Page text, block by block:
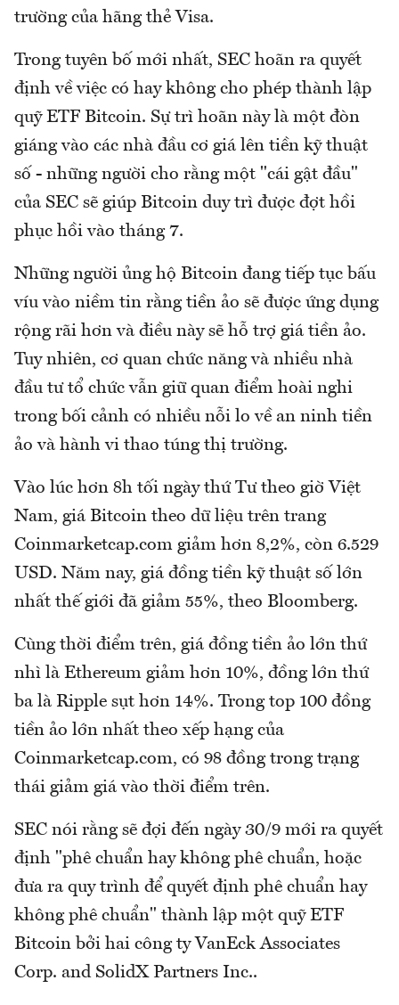
trường của hãng thẻ Visa.
Trong tuyên bố mới nhất, SEC hoãn ra quyết
định về việc có hay không cho phép thành lập
quỹ ETF Bitcoin. Sự trì hoãn này là một đòn
giáng vào các nhà đầu cơ giá lên tiền kỹ thuật
số - những người cho rằng một "cái gật đầu"
của SEC sẽ giúp Bitcoin duy trì được đợt hồi
phục hồi vào tháng 7.
Những người ủng hộ Bitcoin đang tiếp tục bấu
víu vào niềm tin rằng tiền ảo sẽ được ứng dụng
rộng rãi hơn và điều này sẽ hỗ trợ giá tiền ảo.
Tuy nhiên, cơ quan chức năng và nhiều nhà
đầu tư tổ chức vẫn giữ quan điểm hoài nghi
trong bối cảnh có nhiều nỗi lo về an ninh tiền
ảo và hành vi thao túng thị trường.
Vào lúc hơn 8h tối ngày thứ Tư theo giờ Việt
Nam, giá Bitcoin theo dữ liệu trên trang
Coinmarketcap.com giảm hơn 8,2%, còn 6.529
USD. Năm nay, giá đồng tiền kỹ thuật số lớn
nhất thế giới đã giảm 55%, theo Bloomberg.
Cùng thời điểm trên, giá đồng tiền ảo lớn thứ
nhì là Ethereum giảm hơn 10%, đồng lớn thứ
ba là Ripple sụt hơn 14%. Trong top 100 đồng
tiền ảo lớn nhất theo xếp hạng của
Coinmarketcap.com, có 98 đồng trong trạng
thái giảm giá vào thời điểm trên.
SEC nói rằng sẽ đợi đến ngày 30/9 mới ra quyết
định "phê chuẩn hay không phê chuẩn, hoặc
đưa ra quy trình để quyết định phê chuẩn hay
không phê chuẩn" thành lập một quỹ ETF
Bitcoin bởi hai công ty VanEck Associates
Corp. and SolidX Partners Inc..